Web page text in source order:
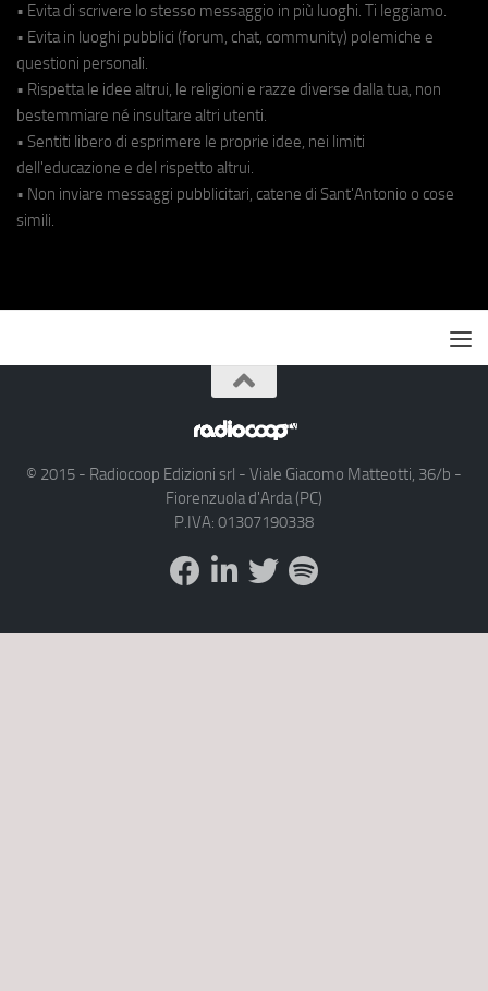
• Evita di scrivere lo stesso messaggio in più luoghi. Ti leggiamo.
• Evita in luoghi pubblici (forum, chat, community) polemiche e
questioni personali.
• Rispetta le idee altrui, le religioni e razze diverse dalla tua, non
bestemmiare né insultare altri utenti.
• Sentiti libero di esprimere le proprie idee, nei limiti
dell'educazione e del rispetto altrui.
• Non inviare messaggi pubblicitari, catene di Sant'Antonio o cose
simili.
© 2015 - Radiocoop Edizioni srl - Viale Giacomo Matteotti, 36/b -
Fiorenzuola d'Arda (PC)
P.IVA: 01307190338